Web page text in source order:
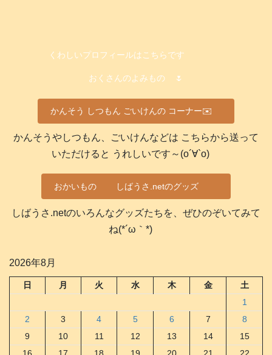
くわしいプロフィールはこちらです
おくさんのよみもの 🌷
かんそう しつもん ごいけんの コーナー✉️
かんそうやしつもん、ごいけんなどは こちらから送って
いただけると うれしいです～(о´∀`о)
おかいもの しばうさ.netのグッズ
しばうさ.netのいろんなグッズたちを、ぜひのぞいてみて
ね(*´ω｀*)
2026年8月
日 月 火 水 木 金
土
1
2
3 4 5 6 7
8
9
10 11 12 13 14
15